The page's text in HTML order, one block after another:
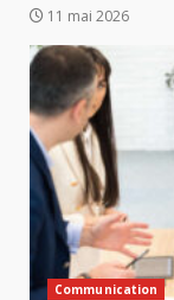
11 mai 2026
Communication